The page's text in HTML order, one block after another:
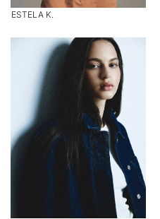
ESTELA K.